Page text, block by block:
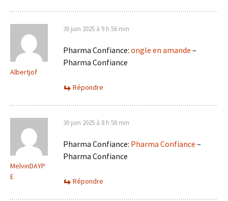
Albertjof
30 juin 2025 à 9 h 56 min
Pharma Confiance: ongle en amande –
Pharma Confiance
Répondre
MelvinDAYP
E
30 juin 2025 à 8 h 58 min
Pharma Confiance: Pharma Confiance –
Pharma Confiance
Répondre